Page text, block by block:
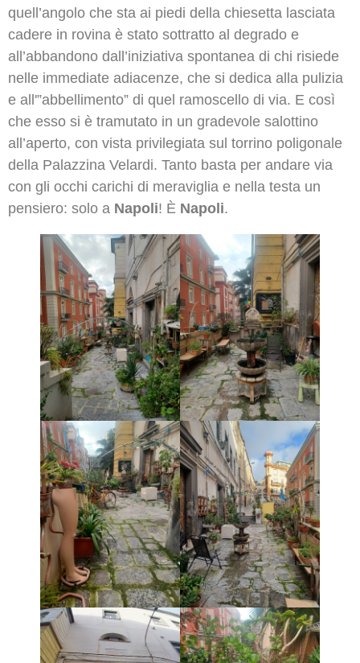
quell’angolo che sta ai piedi della chiesetta lasciata
cadere in rovina è stato sottratto al degrado e
all’abbandono dall’iniziativa spontanea di chi risiede
nelle immediate adiacenze, che si dedica alla pulizia
e all'”abbellimento” di quel ramoscello di via. E così
che esso si è tramutato in un gradevole salottino
all’aperto, con vista privilegiata sul torrino poligonale
della Palazzina Velardi. Tanto basta per andare via
con gli occhi carichi di meraviglia e nella testa un
pensiero: solo a Napoli! È Napoli.